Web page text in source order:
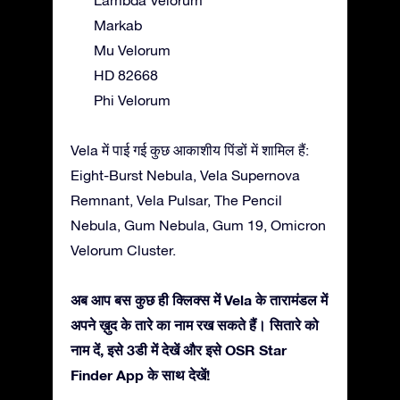
Markab
Mu Velorum
HD 82668
Phi Velorum
Vela में पाई गई कुछ आकाशीय पिंडों में शामिल हैं:
Eight-Burst Nebula, Vela Supernova
Remnant, Vela Pulsar, The Pencil
Nebula, Gum Nebula, Gum 19, Omicron
Velorum Cluster.
अब आप बस कुछ ही क्लिक्स में Vela के तारामंडल में
अपने ख़ुद के तारे का नाम रख सकते हैं। सितारे को
नाम दें, इसे 3डी में देखें और इसे OSR Star
Finder App के साथ देखें!